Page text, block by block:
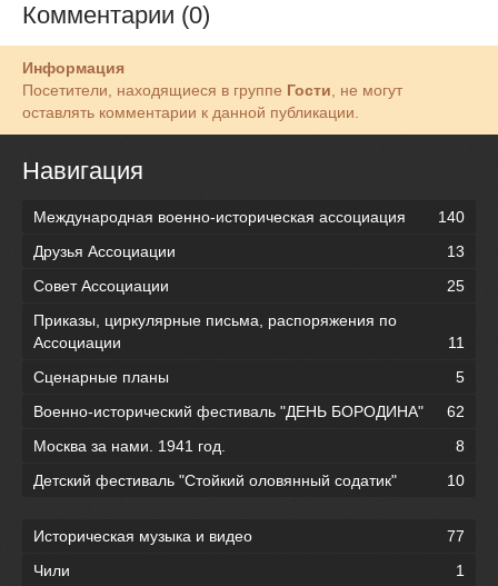
Комментарии (0)
Информация
Посетители, находящиеся в группе Гости , не могут
оставлять комментарии к данной публикации.
Навигация
Международная военно-историческая ассоциация
140
Друзья Ассоциации
13
Совет Ассоциации
25
Приказы, циркулярные письма, распоряжения по
Ассоциации
11
Сценарные планы
5
Военно-исторический фестиваль "ДЕНЬ БОРОДИНА"
62
Москва за нами. 1941 год.
8
Детский фестиваль "Стойкий оловянный содатик"
10
Историческая музыка и видео
77
Чили
1